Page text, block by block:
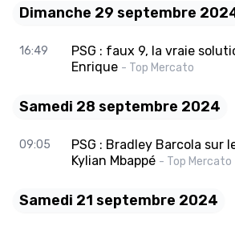
Dimanche 29 septembre
16:49
PSG : faux 9, la vraie
Enrique - Top Mercato
Samedi 28 septembre 2024
09:05
PSG : Bradley Barcola sur
Kylian Mbappé - Top Mercato
Samedi 21 septembre 2024